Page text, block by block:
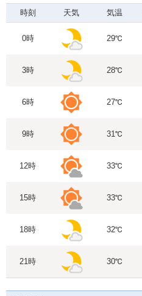
時刻 天気 気温
0時 29℃
3時 28℃
6時 27℃
9時 31℃
12時 33℃
15時 33℃
18時 32℃
21時 30℃